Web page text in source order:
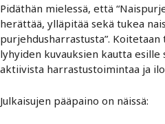
Pidäthän mielessä, että
herättää, ylläpitää sekä tukea
purjehdusharrastusta”.
lyhyiden kuvauksien kautta esille
aktiivista harrastustoimintaa ja
Julkaisujen pääpaino on näissä: